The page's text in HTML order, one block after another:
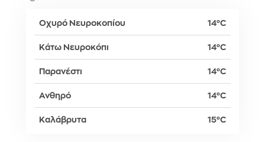
Οχυρό Νευροκοπίου 14°C
Κάτω Νευροκόπι 14°C
Παρανέστι 14°C
Ανθηρό 14°C
Καλάβρυτα 15°C